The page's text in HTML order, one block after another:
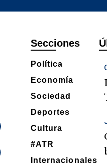
Secciones
Política
Economía
Sociedad
Deportes
Cultura
#ATR
Internacionales